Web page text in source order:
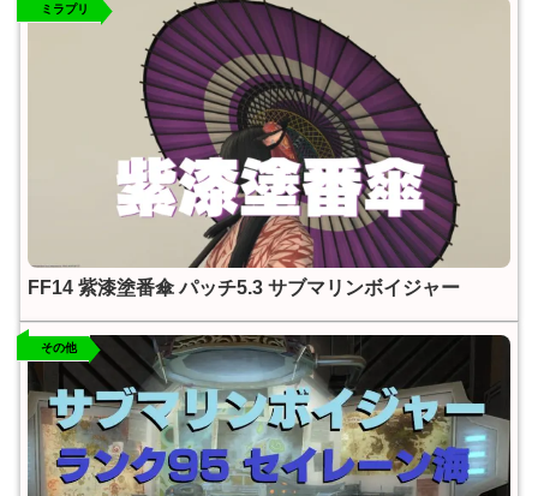
ミラプリ
FF14 紫漆塗番傘 パッチ5.3 サブマリンボイジャー
その他